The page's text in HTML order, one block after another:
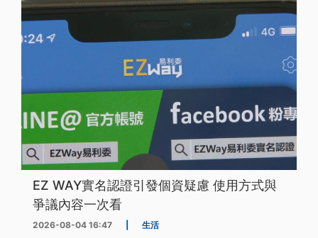
EZ WAY實名認證引發個資疑慮 使用方式與
爭議內容一次看
2026-08-04 16:47 生活